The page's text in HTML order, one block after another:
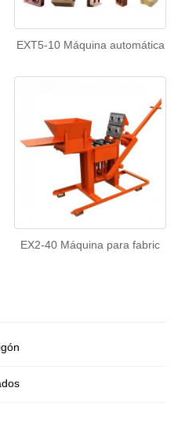
EXT5-10 Máquina automática
EX2-40 Máquina para fabric